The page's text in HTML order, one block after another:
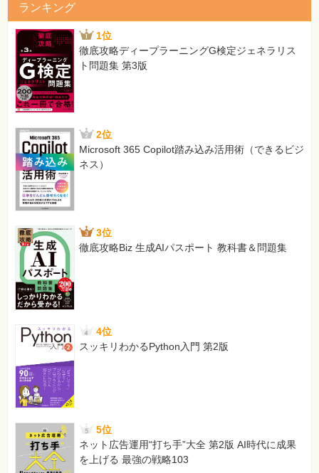
ランキング
1位
徹底攻略ディープラーニングG検定ジェネラリス
ト問題集 第3版
2位
Microsoft 365 Copilot踏み込み活用術（できるビジ
ネス）
3位
徹底攻略Biz 生成AIパスポート 教科書＆問題集
4位
スッキリわかるPython入門 第2版
5位
ネット広告運用“打ち手”大全 第2版 AI時代に成果
を上げる 最強の戦略103